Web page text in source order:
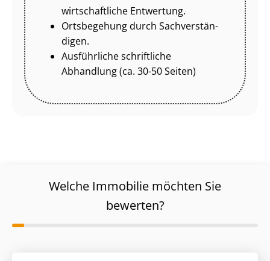
wirtschaftliche Entwertung.
Ortsbegehung durch Sach­ver­stän­
di­gen.
Ausführliche schriftliche
Abhandlung (ca. 30-50 Seiten)
Welche Immobilie möchten Sie
bewerten?